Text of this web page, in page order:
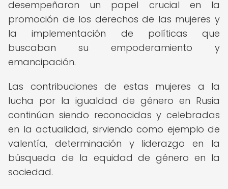
desempeñaron un papel crucial en la
promoción de los derechos de las mujeres y
la implementación de políticas que
buscaban su empoderamiento y
emancipación.
Las contribuciones de estas mujeres a la
lucha por la igualdad de género en Rusia
continúan siendo reconocidas y celebradas
en la actualidad, sirviendo como ejemplo de
valentía, determinación y liderazgo en la
búsqueda de la equidad de género en la
sociedad.